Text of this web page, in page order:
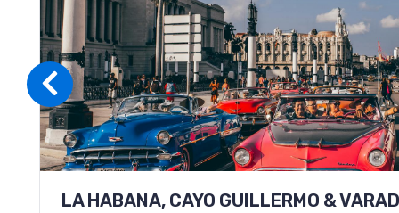
LA HABANA, CAYO GUILLERMO &